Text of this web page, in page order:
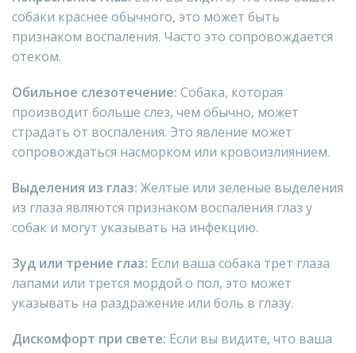
собаки краснее обычного, это может быть
признаком воспаления. Часто это сопровождается
отеком.
Обильное слезотечение: Собака, которая
производит больше слез, чем обычно, может
страдать от воспаления. Это явление может
сопровождаться насморком или кровоизлиянием.
Выделения из глаз: Желтые или зеленые выделения
из глаза являются признаком воспаления глаз у
собак и могут указывать на инфекцию.
Зуд или трение глаз: Если ваша собака трет глаза
лапами или трется мордой о пол, это может
указывать на раздражение или боль в глазу.
Дискомфорт при свете: Если вы видите, что ваша